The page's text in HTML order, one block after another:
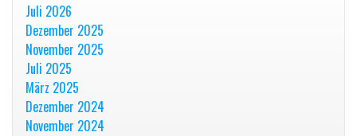
Juli 2026
Dezember 2025
November 2025
Juli 2025
März 2025
Dezember 2024
November 2024